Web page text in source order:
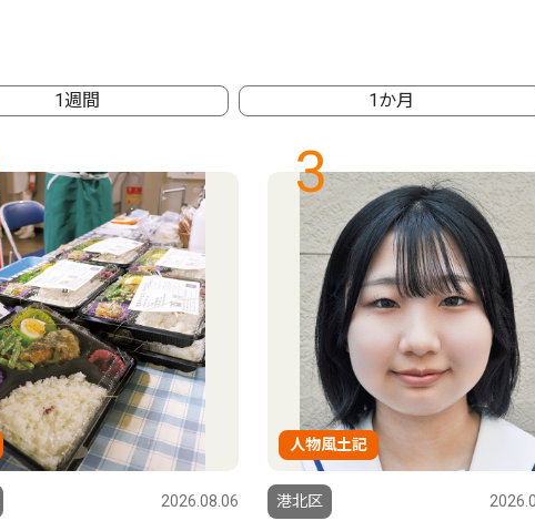
1週間 1か月
2026.08.06
3
人物風土記
港北区